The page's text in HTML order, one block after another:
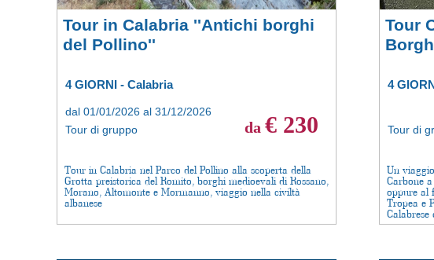
dal 01/01/2026 al 31/12/2026
Tour in Calabria ''Antichi borghi
del Pollino''
4 GIORNI - Calabria
Tour di gruppo
Tour in Calabria nel Parco del Pollino alla scoperta della
Grotta preistorica del Romito, borghi medioevali di Rossano,
Morano, Altomonte e Mormanno, viaggio nella civiltà
albanese
da € 230
Tour
4
Tour di
Un
Carbone
oppure al
Tropea e